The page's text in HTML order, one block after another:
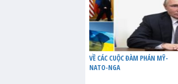
VỀ CÁC CUỘC ĐÀM PHÁN MỸ-
NATO-NGA